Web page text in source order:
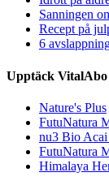
Sanningen
Recept på
6
Upptäck VitalAbo
Nature's Plus
FutuNatura
nu3 Bio
FutuNatura
Himalaya